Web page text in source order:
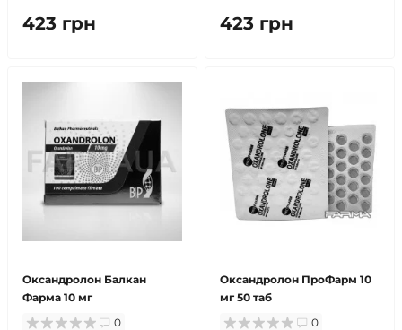
423 грн 423 грн
Оксандролон Балкан
Фарма 10 мг
0
Оксандролон ПроФарм 10
мг 50 таб
0